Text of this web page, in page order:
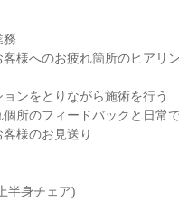
客様へのお疲れ箇所のヒアリ
ンをとりながら施術を行う
所のフィードバックと日常
様のお見送り
半身チェア)